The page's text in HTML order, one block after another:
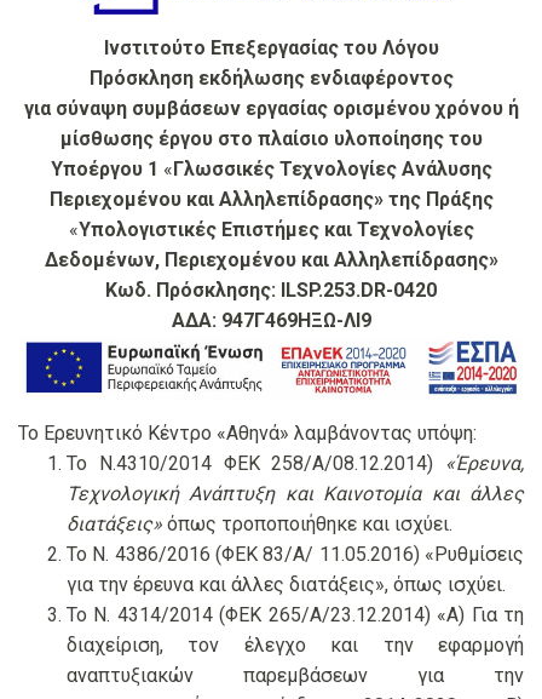
Ινστιτούτο Επεξεργασίας του Λόγου
Πρόσκληση εκδήλωσης ενδιαφέροντος
για σύναψη συμβάσεων εργασίας ορισμένου χρόνου ή
μίσθωσης έργου στο πλαίσιο υλοποίησης του
Υποέργου 1 «Γλωσσικές Τεχνολογίες Ανάλυσης
Περιεχομένου και Αλληλεπίδρασης» της Πράξης
«Υπολογιστικές Επιστήμες και Τεχνολογίες
Δεδομένων, Περιεχομένου και Αλληλεπίδρασης»
Κωδ. Πρόσκλησης: ILSP.253.DR-0420
ΑΔΑ: 947Γ469ΗΞΩ-ΛΙ9
Το Ερευνητικό Κέντρο «Αθηνά» λαμβάνοντας υπόψη:
Το Ν.4310/2014 ΦΕΚ 258/Α/08.12.2014)
«Έρευνα,
Τεχνολογική Ανάπτυξη και Καινοτομία και άλλες
διατάξεις» όπως τροποποιήθηκε και ισχύει.
Το Ν. 4386/2016 (ΦΕΚ 83/Α/ 11.05.2016) «Ρυθμίσεις
για την έρευνα και άλλες διατάξεις», όπως ισχύει.
Το Ν. 4314/2014 (ΦΕΚ 265/Α/23.12.2014) «Α) Για τη
διαχείριση, τον έλεγχο και την εφαρμογή
αναπτυξιακών παρεμβάσεων για την